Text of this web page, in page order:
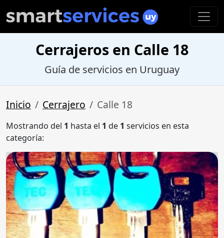
Cerrajeros en Calle 18
Guía de servicios en Uruguay
Inicio Cerrajero Calle 18
Mostrando del 1 hasta el 1 de 1 servicios en esta
categoría: